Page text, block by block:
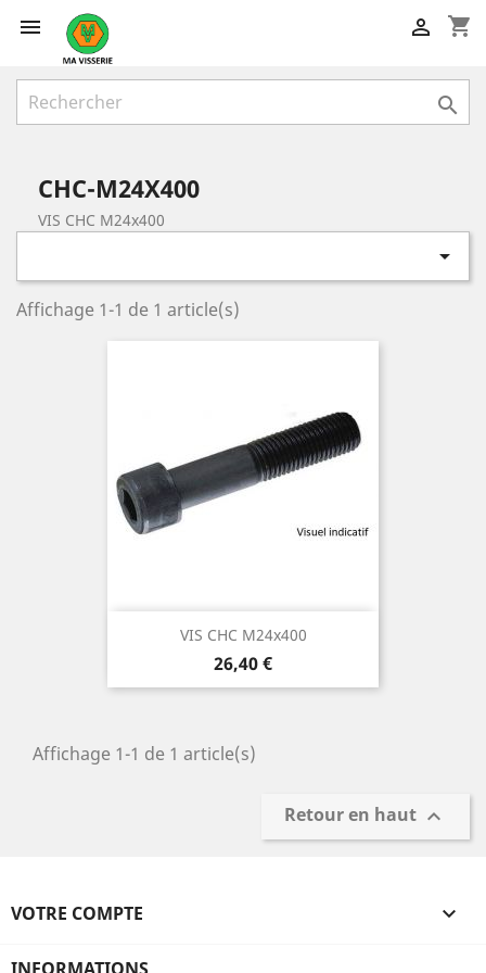
 shopping_cart


CHC-M24X400
VIS CHC M24x400

Affichage 1-1 de 1 article(s)
VIS CHC M24x400
Prix
26,40 €
Affichage 1-1 de 1 article(s)
Retour en haut 
VOTRE COMPTE 